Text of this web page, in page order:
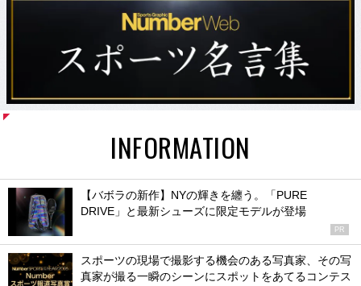
INFORMATION
【バボラの新作】NYの輝きを纏う。「PURE
DRIVE」と最新シューズに限定モデルが登場
PR
スポーツの現場で撮影する機会のある写真家、その写
真家が撮る一瞬のシーンにスポットをあてるコンテス